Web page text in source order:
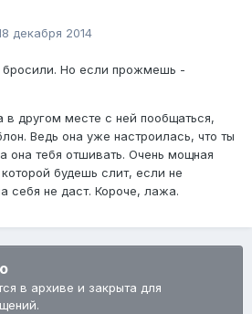
декабря 2014
бросили. Но если прожмешь -
в другом месте с ней пообщаться,
Ведь она уже настроилась, что ты
она тебя отшивать. Очень мощная
будешь слит, если не
себя не даст. Короче, лажа.
в архиве и закрыта для